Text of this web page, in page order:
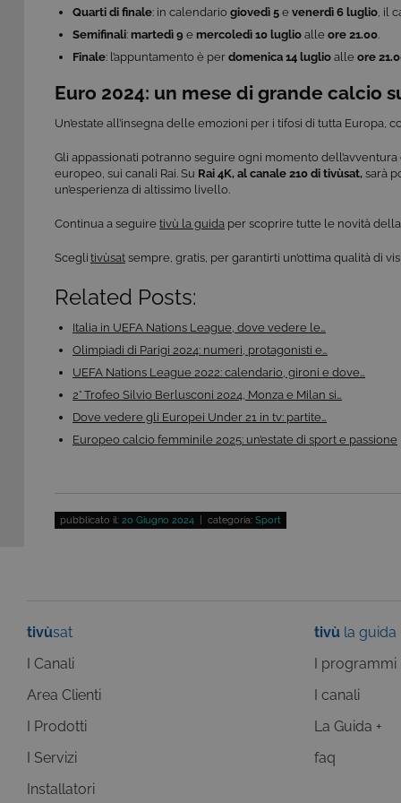
Quarti di finale: in calendario giovedì 5 e venerdì 6 luglio, il
Semifinali: martedì 9 e mercoledì 10 luglio alle ore 21.00.
Finale: l’appuntamento è per domenica 14 luglio alle ore
Euro 2024: un mese di grande calcio
Un’estate all’insegna delle emozioni per i tifosi di tutta Europa,
Gli appassionati potranno seguire ogni momento
europeo, sui canali Rai. Su Rai 4K, al canale 210 di tivùsat, sarà
un’esperienza di altissimo livello.
Continua a seguire tivù la guida per scoprire tutte le novità
Scegli tivùsat sempre, gratis, per garantirti un’ottima qualità di
Related Posts:
Italia in UEFA Nations League, dove vedere le…
Olimpiadi di Parigi 2024: numeri, protagonisti e…
UEFA Nations League 2022: calendario, gironi e dove…
2° Trofeo Silvio Berlusconi 2024, Monza e Milan si…
Dove vedere gli Europei Under 21 in tv: partite…
Europeo calcio femminile 2025: un’estate di sport e passione
pubblicato il: 20 Giugno 2024 | categoria: Sport
tivùsat
I Canali
Area Clienti
I Prodotti
I Servizi
Installatori
tivù la guida
I programmi
I canali
La Guida +
faq
ASP.NET_SessionId
_gat
_ga
Nome
YSC